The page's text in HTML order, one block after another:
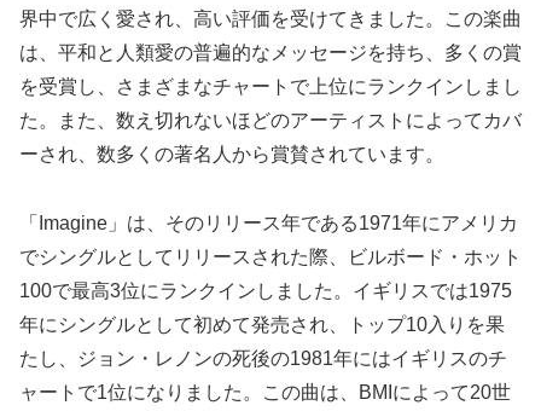
界中で広く愛され、高い評価を受けてきました。この楽曲
は、平和と人類愛の普遍的なメッセージを持ち、多くの賞
を受賞し、さまざまなチャートで上位にランクインしまし
た。また、数え切れないほどのアーティストによってカバ
ーされ、数多くの著名人から賞賛されています。
「Imagine」は、そのリリース年である1971年にアメリカ
でシングルとしてリリースされた際、ビルボード・ホット
100で最高3位にランクインしました。イギリスでは1975
年にシングルとして初めて発売され、トップ10入りを果
たし、ジョン・レノンの死後の1981年にはイギリスのチ
ャートで1位になりました​​。この曲は、BMIによって20世